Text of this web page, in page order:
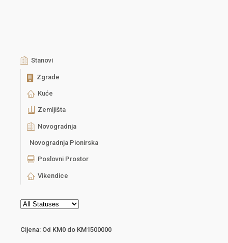
Stanovi
Zgrade
Kuće
Zemljišta
Novogradnja
Novogradnja Pionirska
Poslovni Prostor
Vikendice
Cijena: Od KM0 do KM1500000